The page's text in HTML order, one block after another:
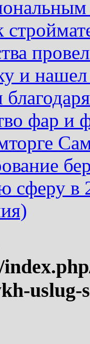
и
фар и
сферу в
uslug-